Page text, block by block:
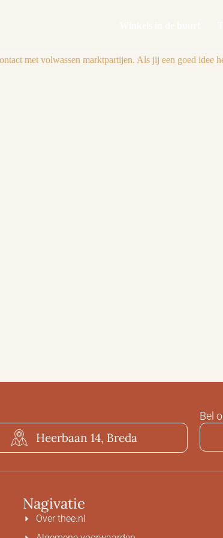
met volwassen marktpartijen. Als jij een goed idee
Heerbaan 14, Breda
Bel
Nagivatie
Over thee.nl